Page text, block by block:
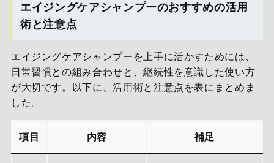
エイジングケアシャンプーのおすすめの活用
術と注意点
エイジングケアシャンプーを上手に活かすためには、
日常習慣との組み合わせと、継続性を意識した使い方
が大切です。以下に、活用術と注意点を表にまとめま
した。
項目 内容 補足